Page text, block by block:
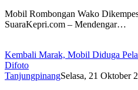
Mobil Rombongan Wako
SuaraKepri.com – Mendengar…
Kembali Marak, Mobil Diduga
Difoto
TanjungpinangSelasa, 21 Oktober